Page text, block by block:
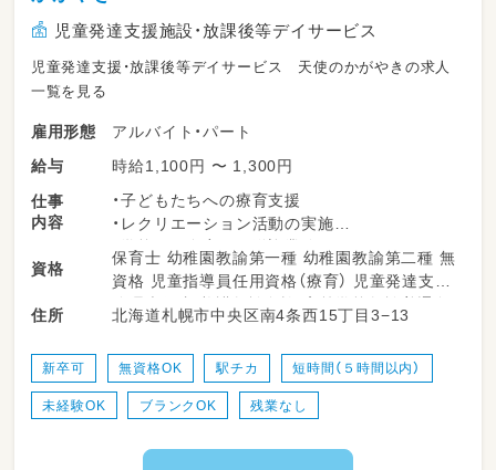
児童発達支援施設・放課後等デイサービス
児童発達支援・放課後等デイサービス 天使のかがやきの求人
一覧を見る
雇用形態
アルバイト・パート
給与
時給1,100円 〜 1,300円
仕事
内容
・子どもたちへの療育支援
・レクリエーション活動の実施
・学校やご自宅への送迎業務
・その他、日々の支援に関わる業務
資格
保育士 幼稚園教諭第一種 幼稚園教諭第二種 無
資格 児童指導員任用資格（療育） 児童発達支援
管理責任者 養護教諭免許 高等学校教諭普通免
許 中学校教諭普通免許 小学校教諭普通免許 社
会福祉士 普通自動車運転免許
住所 北海道札幌市中央区南4条西15丁目3−13
新卒可 無資格OK 駅チカ 短時間（５時間以内）
未経験OK ブランクOK 残業なし